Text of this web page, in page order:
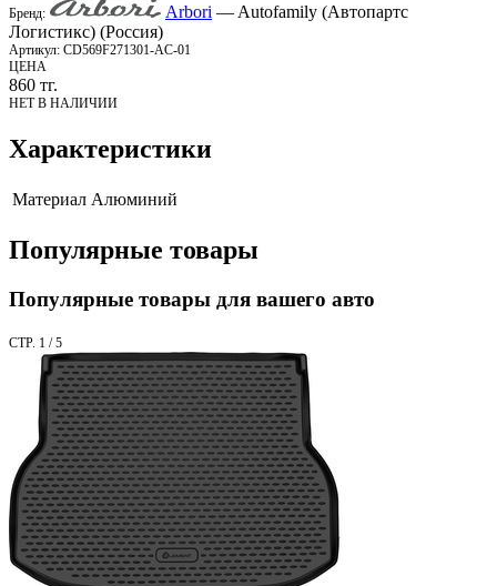
Бренд: Arbori — Autofamily (Автопартс
Логистикс) (Россия)
Артикул: CD569F271301-AC-01
ЦЕНА
860 тг.
НЕТ В НАЛИЧИИ
Характеристики
Материал Алюминий
Популярные товары
Популярные товары для вашего авто
СТР. 1 / 5